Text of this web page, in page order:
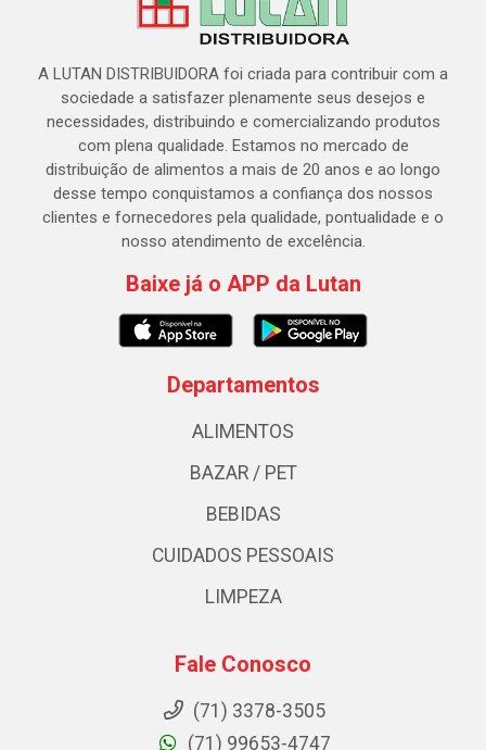
A LUTAN DISTRIBUIDORA foi criada para contribuir com a
sociedade a satisfazer plenamente seus desejos e
necessidades, distribuindo e comercializando produtos
com plena qualidade. Estamos no mercado de
distribuição de alimentos a mais de 20 anos e ao longo
desse tempo conquistamos a confiança dos nossos
clientes e fornecedores pela qualidade, pontualidade e o
nosso atendimento de excelência.
Baixe já o APP da Lutan
Departamentos
ALIMENTOS
BAZAR / PET
BEBIDAS
CUIDADOS PESSOAIS
LIMPEZA
Fale Conosco
(71) 3378-3505
(71) 99653-4747